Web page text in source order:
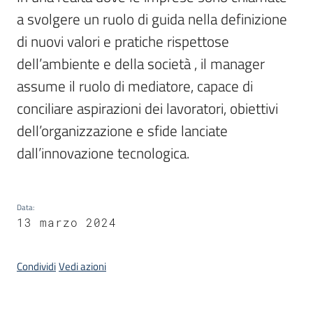
Novità
Storie
smart
working
Progetto
Seguici
a svolgere un ruolo di guida nella definizione
di nuovi valori e pratiche rispettose
dell’ambiente e della società , il manager
assume il ruolo di mediatore, capace di
conciliare aspirazioni dei lavoratori, obiettivi
dell’organizzazione e sfide lanciate
dall’innovazione tecnologica.
Data:
13 marzo 2024
CondividiVedi azioni